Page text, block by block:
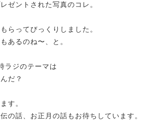
ゼントされた写真のコレ。
らってびっくりしました。
あるのね〜、と。
ラジのテーマは
だ？
す。
の話、お正月の話もお待ちしています。